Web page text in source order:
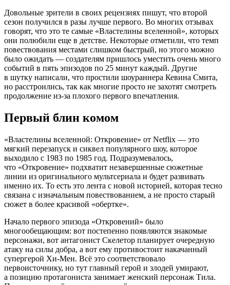
Довольные зрители в своих рецензиях пишут, что второй
сезон получился в разы лучше первого. Во многих отзывах
говорят, что это те самые «Властелины вселенной», которых
они полюбили еще в детстве. Некоторые отметили, что темп
повествования местами слишком быстрый, но этого можно
было ожидать — создателям пришлось уместить очень много
событий в пять эпизодов по 25 минут каждый. Другие
в шутку написали, что простили шоураннера Кевина Смита,
но расстроились, так как многие просто не захотят смотреть
продолжение из-за плохого первого впечатления.
Первый блин комом
«Властелины вселенной: Откровение» от Netflix — это
мягкий перезапуск и сиквел популярного шоу, которое
выходило с 1983 по 1985 год. Подразумевалось,
что «Откровение» подхватит незавершенные сюжетные
линии из оригинального мультсериала и будет развивать
именно их. То есть это лента с новой историей, которая тесно
связана с изначальным повествованием, а не просто старый
сюжет в более красивой «обертке».
Начало первого эпизода «Откровений» было
многообещающим: вот постепенно появляются знакомые
персонажи, вот антагонист Скелетор планирует очередную
атаку на силы добра, а вот ему противостоит накачанный
супергерой Хи-Мен. Всё это соответствовало
первоисточнику, но тут главный герой и злодей умирают,
а позицию протагониста занимает женский персонаж Тила.